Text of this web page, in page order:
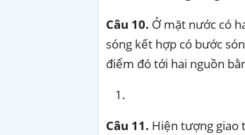
Câu 10. Ở mặt nước có
sóng kết hợp có bước
điểm đó tới hai nguồn
Câu 11. Hiện tượng giao